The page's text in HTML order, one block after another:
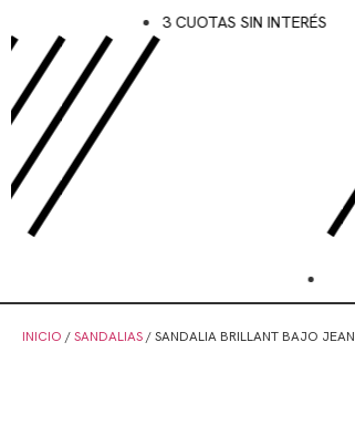
3 CUOTAS SIN INTERÉS
INICIO /SANDALIAS/ SANDALIA BRILLANT BAJO JEAN